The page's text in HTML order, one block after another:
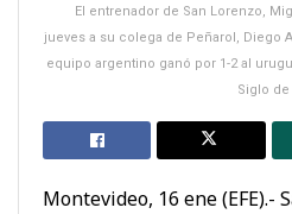
El entrenador de San Lorenzo,
jueves a su colega de Peñarol, Diego
equipo argentino ganó por 1-2 al
Siglo de
Montevideo, 16 ene (EFE).-